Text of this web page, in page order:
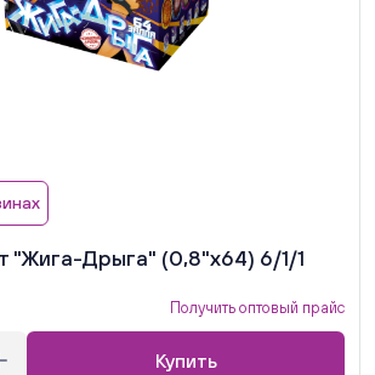
"Жига-Дрыга" (0,8"х64) 6/1/1
Получить оптовый прайс
Купить